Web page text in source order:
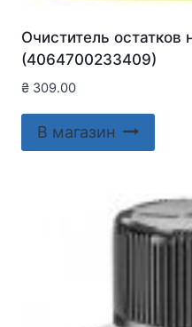
Очиститель
(4064700233409)
₴ 309.00
В магазин